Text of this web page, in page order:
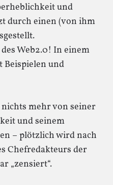
und
durch einen (von ihm
Web2.0! In einem
und
mehr von seiner
und seinem
– plötzlich wird nach
Chefredakteurs der
„zensiert“.